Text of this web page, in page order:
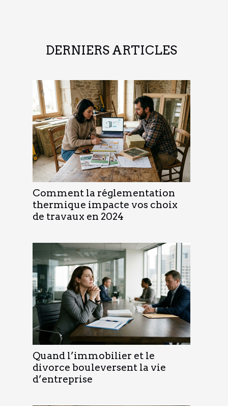
DERNIERS ARTICLES
Comment la réglementation
thermique impacte vos choix
de travaux en 2024
Quand l’immobilier et le
divorce bouleversent la vie
d’entreprise